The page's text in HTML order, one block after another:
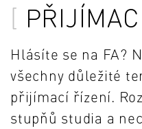
Hlásíte se na FA?
všechny důležité
přijímací řízení.
stupňů studia a